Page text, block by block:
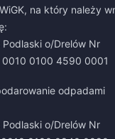
na który należy
o/Drelów Nr
0100 4590 0001
odpadami
o/Drelów Nr